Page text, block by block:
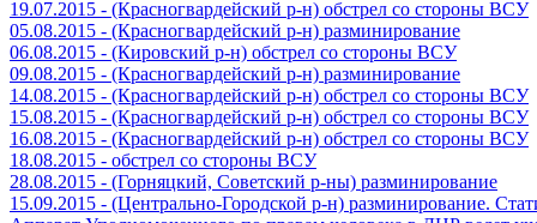
19.07.2015 - (Красногвардейский р-н) обстрел со стороны ВСУ
05.08.2015 - (Красногвардейский р-н) разминирование
06.08.2015 - (Кировский р-н) обстрел со стороны ВСУ
09.08.2015 - (Красногвардейский р-н) разминирование
14.08.2015 - (Красногвардейский р-н) обстрел со стороны ВСУ
15.08.2015 - (Красногвардейский р-н) обстрел со стороны ВСУ
16.08.2015 - (Красногвардейский р-н) обстрел со стороны ВСУ
18.08.2015 - обстрел со стороны ВСУ
28.08.2015 - (Горняцкий, Советский р-ны) разминирование
15.09.2015 - (Центрально-Городской р-н) разминирование.